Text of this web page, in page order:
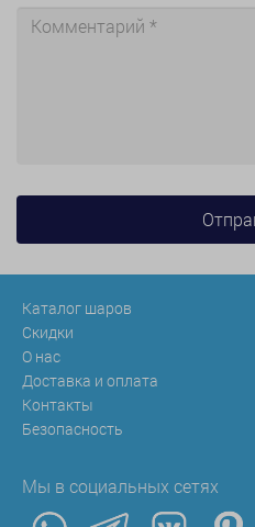
Каталог шаров
Скидки
О нас
Доставка и оплата
Контакты
Безопасность
Мы в социальных сетях